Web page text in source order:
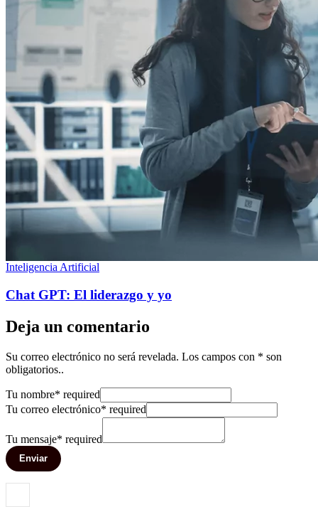
Inteligencia Artificial
Chat GPT: El liderazgo y yo
Deja un comentario
Su correo electrónico no será revelada. Los campos con * son
obligatorios..
Tu nombre* required
Tu correo electrónico* required
Tu mensaje* required
Enviar